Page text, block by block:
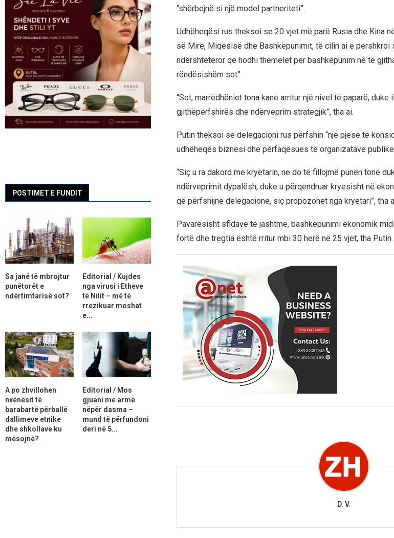
“shërbejnë si një model partneriteti”.
Udhëheqësi rus theksoi se 20 vjet më parë Rusia dhe Kina
së Mirë, Miqësisë dhe Bashkëpunimit, të cilin ai e përshkroi
ndërshtetëror që hodhi themelet për bashkëpunim në të
rëndësishëm sot”.
“Sot, marrëdhëniet tona kanë arritur një nivel të paparë,
gjithëpërfshirës dhe ndërveprim strategjik”, tha ai.
Putin theksoi se delegacioni rus përfshin “një pjesë të
udhëheqës biznesi dhe përfaqësues të organizatave
“Siç u ra dakord me kryetarin, ne do të fillojmë punën tonë
ndërveprimit dypalësh, duke u përqendruar kryesisht në
që përfshijnë delegacione, siç propozohet nga kryetari”, tha
Pavarësisht sfidave të jashtme, bashkëpunimi ekonomik
fortë dhe tregtia është rritur mbi 30 herë në 25 vjet, tha Putin.
D. V.
POSTIMET E FUNDIT
Sa janë të mbrojtur
punëtorët e
ndërtimtarisë sot?
Editorial / Kujdes
nga virusi i Etheve
të Nilit – më të
rrezikuar moshat
e...
A po zhvillohen
nxënësit të
barabartë përballë
dallimeve etnike
dhe shkollave ku
mësojnë?
Editorial / Mos
gjuani me armë
nëpër dasma –
mund të përfundoni
deri në 5...